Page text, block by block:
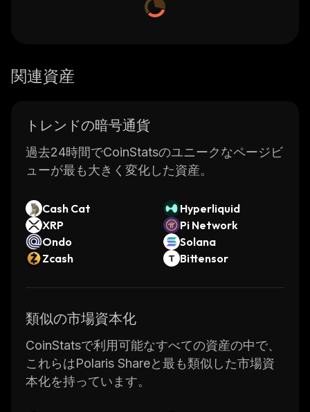
関連資産
トレンドの暗号通貨
過去24時間でCoinStatsのユニークなページビ
ューが最も大きく変化した資産。
Cash Cat
Hyperliquid
XRP
Pi Network
Ondo
Solana
Zcash
Bittensor
類似の市場資本化
CoinStatsで利用可能なすべての資産の中で、
これらはPolaris Shareと最も類似した市場資
本化を持っています。